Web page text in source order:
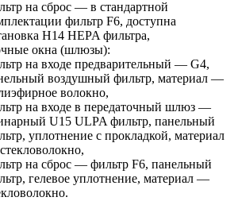
на сброс — в стандартной
фильтр F6, доступна
H14 HEPA фильтра,
окна (шлюзы):
на входе предварительный — G4,
воздушный фильтр, материал —
волокно,
на входе в передаточный шлюз —
U15 ULPA фильтр, панельный
уплотнение с прокладкой, материал
на сброс — фильтр F6, панельный
гелевое уплотнение, материал —